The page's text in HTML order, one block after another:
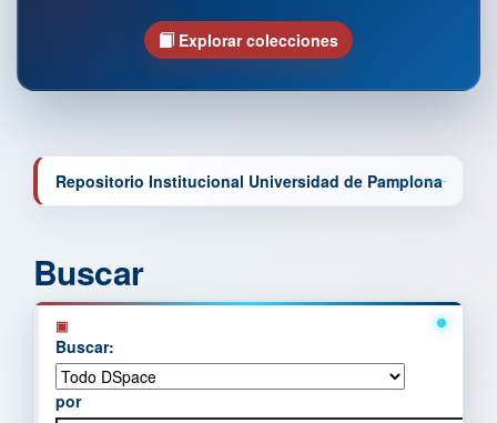
Explorar colecciones
Repositorio Institucional Universidad de Pamplona
Buscar
Buscar:
por